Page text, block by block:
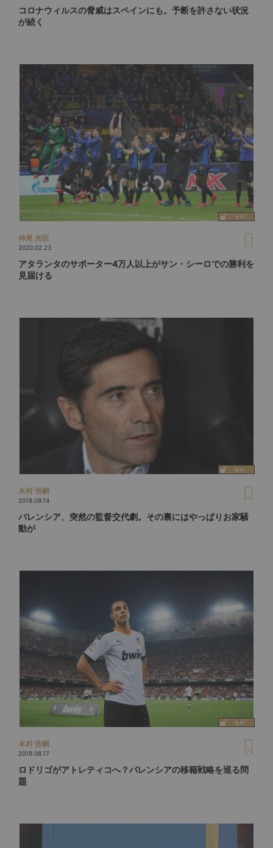
コロナウィルスの脅威はスペインにも。予断を許さない状況
が続く
神尾 光臣
2020.02.23
アタランタのサポーター4万人以上がサン・シーロでの勝利を
見届ける
木村 浩嗣
2019.09.14
バレンシア、突然の監督交代劇。その裏にはやっぱりお家騒
動が
木村 浩嗣
2019.08.17
ロドリゴがアトレティコへ？バレンシアの移籍戦略を巡る問
題